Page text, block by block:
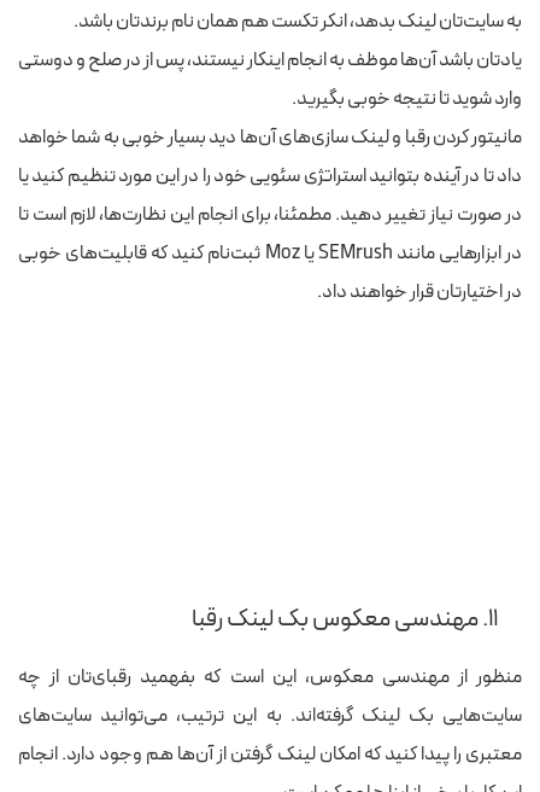
به سایت‌تان لینک بدهد، انکر تکست هم همان نام برندتان باشد.
یادتان باشد آن‌ها موظف به انجام اینکار نیستند، پس از در صلح و دوستی
وارد شوید تا نتیجه خوبی بگیرید.
مانیتور کردن رقبا و لینک سازی‌های آن‌ها دید بسیار خوبی به شما خواهد
داد تا در آینده بتوانید استراتژی سئویی خود را در این مورد تنظیم کنید یا
در صورت نیاز تغییر دهید. مطمئنا، برای انجام این نظارت‌ها، لازم است تا
در ابزارهایی مانند SEMrush یا Moz ثبت‌نام کنید که قابلیت‌های خوبی
در اختیارتان قرار خواهند داد.
۱۱. مهندسی معکوس بک لینک رقبا
منظور از مهندسی معکوس، این است که بفهمید رقبای‌تان از چه
سایت‌هایی بک لینک گرفته‌اند. به این ترتیب، می‌توانید سایت‌های
معتبری را پیدا کنید که امکان لینک گرفتن از آن‌ها هم وجود دارد. انجام